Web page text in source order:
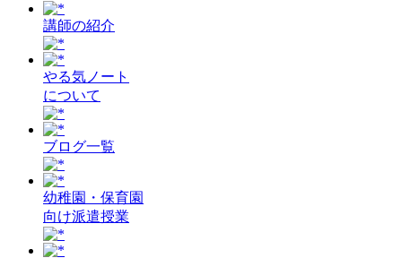
講師の紹介
やる気ノート
について
ブログ一覧
幼稚園・保育園
向け派遣授業